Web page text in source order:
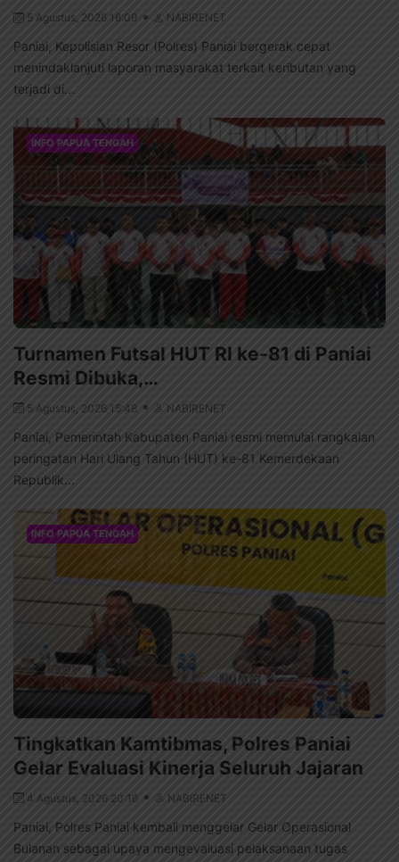
5 Agustus, 2026 16:09 NABIRENET
Paniai, Kepolisian Resor (Polres) Paniai bergerak cepat
menindaklanjuti laporan masyarakat terkait keributan yang
terjadi di...
INFO PAPUA TENGAH
Turnamen Futsal HUT RI ke-81 di Paniai
Resmi Dibuka,…
5 Agustus, 2026 15:48 NABIRENET
Paniai, Pemerintah Kabupaten Paniai resmi memulai rangkaian
peringatan Hari Ulang Tahun (HUT) ke-81 Kemerdekaan
Republik...
INFO PAPUA TENGAH
Tingkatkan Kamtibmas, Polres Paniai
Gelar Evaluasi Kinerja Seluruh Jajaran
4 Agustus, 2026 20:16 NABIRENET
Paniai, Polres Paniai kembali menggelar Gelar Operasional
Bulanan sebagai upaya mengevaluasi pelaksanaan tugas